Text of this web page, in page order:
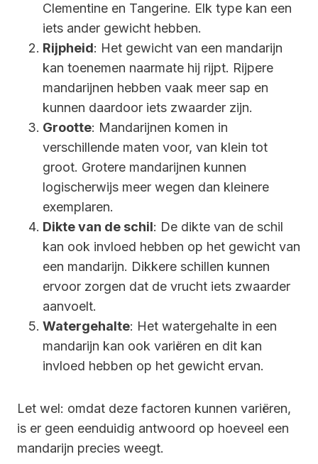
Clementine en Tangerine. Elk type kan een
iets ander gewicht hebben.
Rijpheid: Het gewicht van een mandarijn
kan toenemen naarmate hij rijpt. Rijpere
mandarijnen hebben vaak meer sap en
kunnen daardoor iets zwaarder zijn.
Grootte: Mandarijnen komen in
verschillende maten voor, van klein tot
groot. Grotere mandarijnen kunnen
logischerwijs meer wegen dan kleinere
exemplaren.
Dikte van de schil: De dikte van de schil
kan ook invloed hebben op het gewicht van
een mandarijn. Dikkere schillen kunnen
ervoor zorgen dat de vrucht iets zwaarder
aanvoelt.
Watergehalte: Het watergehalte in een
mandarijn kan ook variëren en dit kan
invloed hebben op het gewicht ervan.
Let wel: omdat deze factoren kunnen variëren,
is er geen eenduidig antwoord op hoeveel een
mandarijn precies weegt.